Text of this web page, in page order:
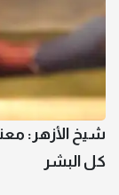
شيخ الأزهر:
كل البشر